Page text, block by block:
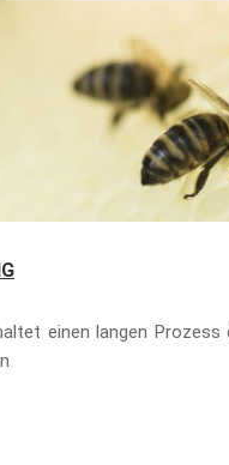
einen langen